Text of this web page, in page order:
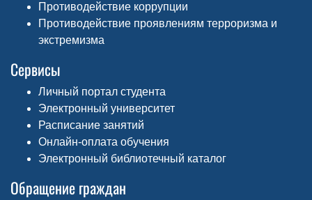
Противодействие коррупции
Противодействие проявлениям терроризма и
экстремизма
Сервисы
Личный портал студента
Электронный университет
Расписание занятий
Онлайн-оплата обучения
Электронный библиотечный каталог
Обращение граждан